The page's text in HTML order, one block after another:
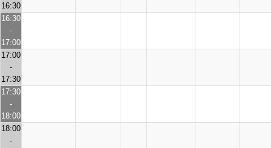
16:30
16:30
-
17:00
17:00
-
17:30
17:30
-
18:00
18:00
-